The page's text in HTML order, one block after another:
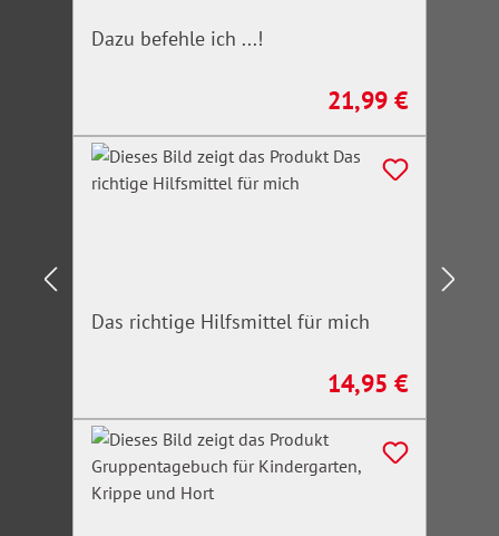
Dazu befehle ich ...!
Regulärer Preis:
21,99 €
Das richtige Hilfsmittel für mich
Regulärer Preis:
14,95 €